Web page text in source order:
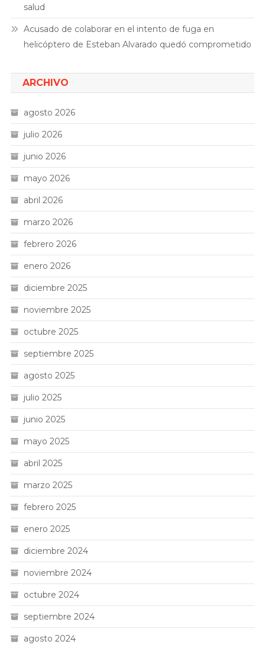
salud
Acusado de colaborar en el intento de fuga en
helicóptero de Esteban Alvarado quedó comprometido
ARCHIVO
agosto 2026
julio 2026
junio 2026
mayo 2026
abril 2026
marzo 2026
febrero 2026
enero 2026
diciembre 2025
noviembre 2025
octubre 2025
septiembre 2025
agosto 2025
julio 2025
junio 2025
mayo 2025
abril 2025
marzo 2025
febrero 2025
enero 2025
diciembre 2024
noviembre 2024
octubre 2024
septiembre 2024
agosto 2024